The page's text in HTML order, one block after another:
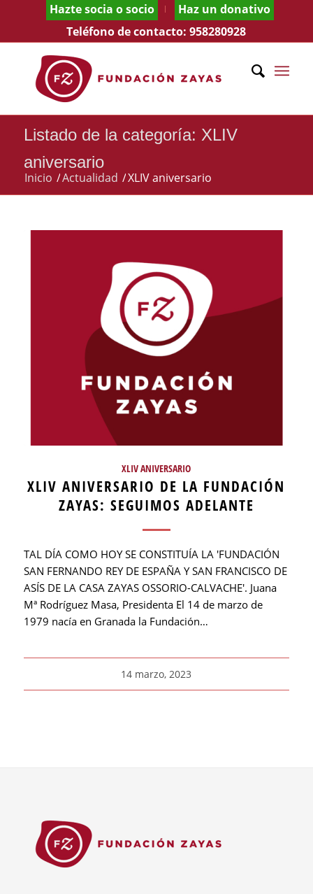
Hazte socia o socio
Haz un donativo
Teléfono de contacto:958280928
Listado de la categoría: XLIV
aniversario
Inicio /Actualidad /XLIV aniversario
XLIV ANIVERSARIO
XLIV ANIVERSARIO DE LA FUNDACIÓN
ZAYAS: SEGUIMOS ADELANTE
TAL DÍA COMO HOY SE CONSTITUÍA LA 'FUNDACIÓN
SAN FERNANDO REY DE ESPAÑA Y SAN FRANCISCO DE
ASÍS DE LA CASA ZAYAS OSSORIO-CALVACHE'. Juana
Mª Rodríguez Masa, Presidenta El 14 de marzo de
1979 nacía en Granada la Fundación…
14 marzo, 2023